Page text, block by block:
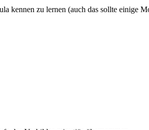
kennen zu lernen (auch das sollte einige